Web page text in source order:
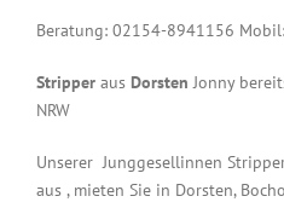
Beratung: 02154-8941156
Stripper aus Dorsten Jonny
NRW
Unserer Junggesellinnen
aus , mieten Sie in Dorsten,